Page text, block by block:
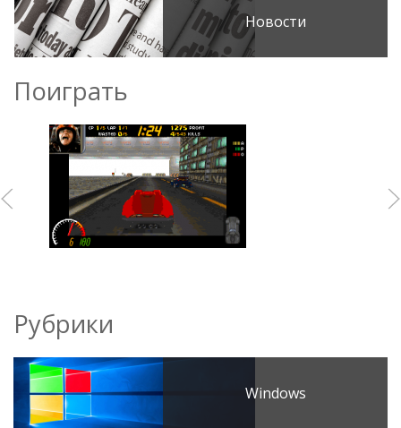
Новости
Поиграть
Рубрики
Windows